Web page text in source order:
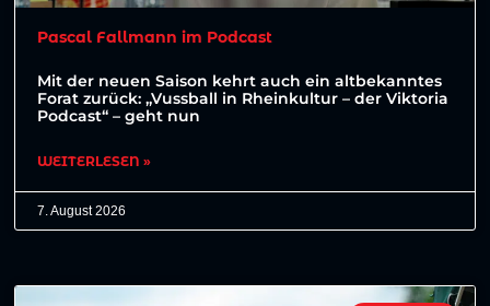
Pascal Fallmann im Podcast
Mit der neuen Saison kehrt auch ein altbekanntes
Forat zurück: „Vussball in Rheinkultur – der Viktoria
Podcast“ – geht nun
WEITERLESEN »
7. August 2026